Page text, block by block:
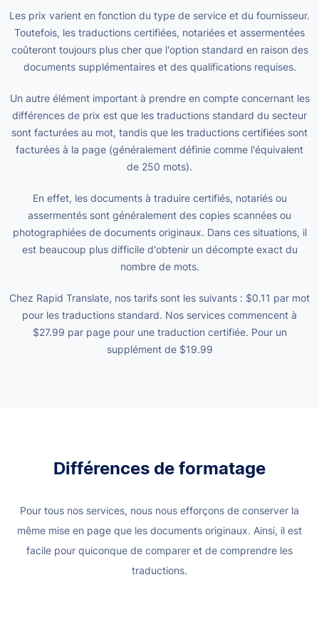
Les prix varient en fonction du type de service et du fournisseur.
Toutefois, les traductions certifiées, notariées et assermentées
coûteront toujours plus cher que l'option standard en raison des
documents supplémentaires et des qualifications requises.
Un autre élément important à prendre en compte concernant les
différences de prix est que les traductions standard du secteur
sont facturées au mot, tandis que les traductions certifiées sont
facturées à la page (généralement définie comme l'équivalent
de 250 mots).
En effet, les documents à traduire certifiés, notariés ou
assermentés sont généralement des copies scannées ou
photographiées de documents originaux. Dans ces situations, il
est beaucoup plus difficile d'obtenir un décompte exact du
nombre de mots.
Chez Rapid Translate, nos tarifs sont les suivants : $0.11 par mot
pour les traductions standard. Nos services commencent à
$27.99 par page pour une traduction certifiée. Pour un
supplément de $19.99
Différences de formatage
Pour tous nos services, nous nous efforçons de conserver la
même mise en page que les documents originaux. Ainsi, il est
facile pour quiconque de comparer et de comprendre les
traductions.